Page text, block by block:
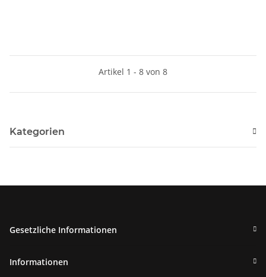
Artikel 1 - 8 von 8
Kategorien
Gesetzliche Informationen
Informationen